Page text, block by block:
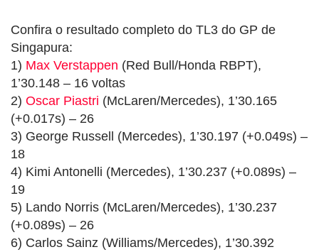
Confira o resultado completo do TL3 do GP de
Singapura:
1) Max Verstappen (Red Bull/Honda RBPT),
1’30.148 – 16 voltas
2) Oscar Piastri (McLaren/Mercedes), 1’30.165
(+0.017s) – 26
3) George Russell (Mercedes), 1’30.197 (+0.049s) –
18
4) Kimi Antonelli (Mercedes), 1’30.237 (+0.089s) –
19
5) Lando Norris (McLaren/Mercedes), 1’30.237
(+0.089s) – 26
6) Carlos Sainz (Williams/Mercedes), 1’30.392